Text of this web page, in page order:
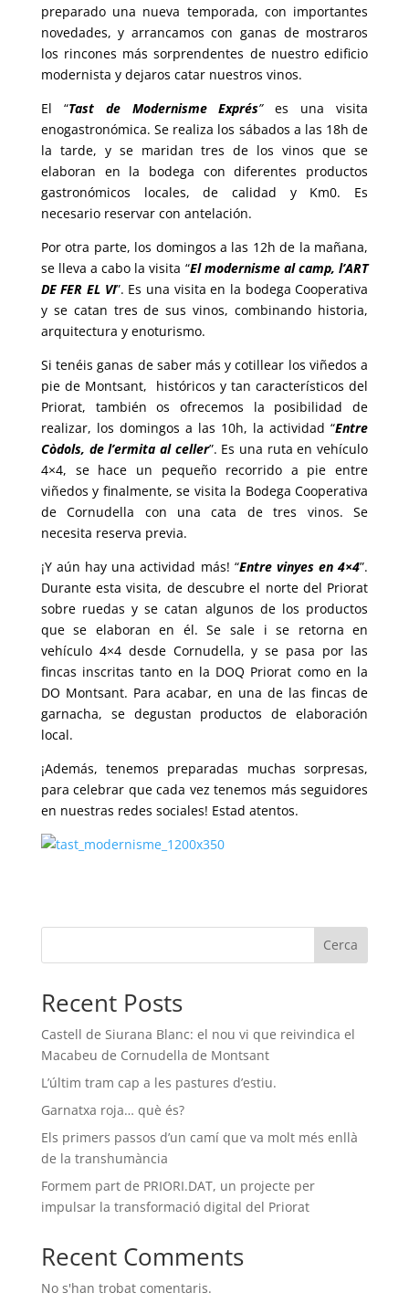
preparado una nueva temporada, con importantes
novedades, y arrancamos con ganas de mostraros
los rincones más sorprendentes de nuestro edificio
modernista y dejaros catar nuestros vinos.
El “Tast de Modernisme Exprés”es una visita
enogastronómica. Se realiza los sábados a las 18h de
la tarde, y se maridan tres de los vinos que se
elaboran en la bodega con diferentes productos
gastronómicos locales, de calidad y Km0. Es
necesario reservar con antelación.
Por otra parte, los domingos a las 12h de la mañana,
se lleva a cabo la visita “El modernisme al camp, l’ART
DE FER EL VI”. Es una visita en la bodega Cooperativa
y se catan tres de sus vinos, combinando historia,
arquitectura y enoturismo.
Si tenéis ganas de saber más y cotillear los viñedos a
pie de Montsant, históricos y tan característicos del
Priorat, también os ofrecemos la posibilidad de
realizar, los domingos a las 10h, la actividad “Entre
Còdols, de l’ermita al celler”. Es una ruta en vehículo
4×4, se hace un pequeño recorrido a pie entre
viñedos y finalmente, se visita la Bodega Cooperativa
de Cornudella con una cata de tres vinos. Se
necesita reserva previa.
¡Y aún hay una actividad más! “Entre vinyes en 4×4”.
Durante esta visita, de descubre el norte del Priorat
sobre ruedas y se catan algunos de los productos
que se elaboran en él. Se sale i se retorna en
vehículo 4×4 desde Cornudella, y se pasa por las
fincas inscritas tanto en la DOQ Priorat como en la
DO Montsant. Para acabar, en una de las fincas de
garnacha, se degustan productos de elaboración
local.
¡Además, tenemos preparadas muchas sorpresas,
para celebrar que cada vez tenemos más seguidores
en nuestras redes sociales! Estad atentos.
Cerca
Recent Posts
Castell de Siurana Blanc: el nou vi que reivindica el
Macabeu de Cornudella de Montsant
L’últim tram cap a les pastures d’estiu.
Garnatxa roja… què és?
Els primers passos d’un camí que va molt més enllà
de la transhumància
Formem part de PRIORI.DAT, un projecte per
impulsar la transformació digital del Priorat
Recent Comments
No s'han trobat comentaris.